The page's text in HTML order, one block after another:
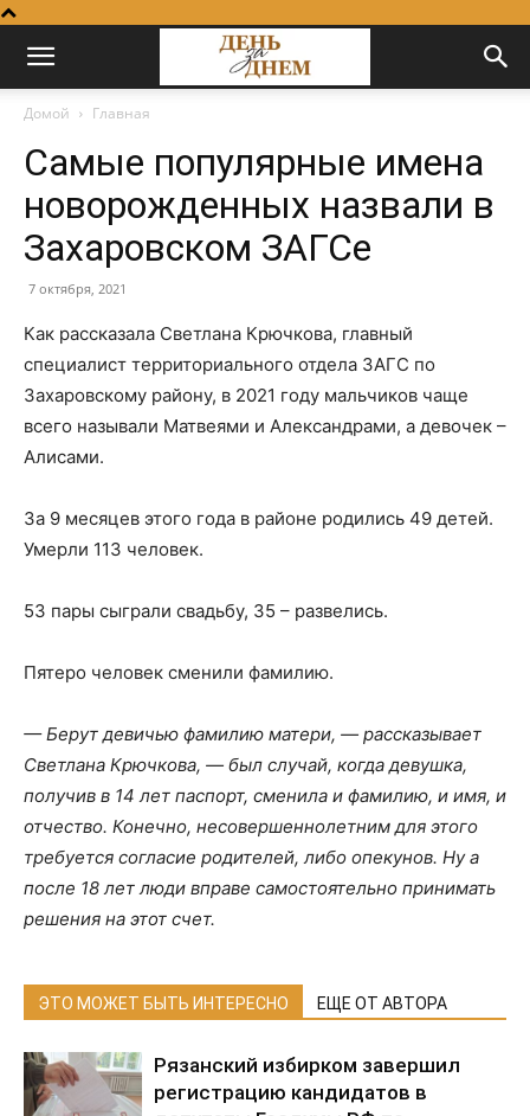
Домой Главная
Самые популярные имена
новорожденных назвали в
Захаровском ЗАГСе
7 октября, 2021
Как рассказала Светлана Крючкова, главный
специалист территориального отдела ЗАГС по
Захаровскому району, в 2021 году мальчиков чаще
всего называли Матвеями и Александрами, а девочек –
Алисами.
За 9 месяцев этого года в районе родились 49 детей.
Умерли 113 человек.
53 пары сыграли свадьбу, 35 – развелись.
Пятеро человек сменили фамилию.
— Берут девичью фамилию матери, — рассказывает
Светлана Крючкова, — был случай, когда девушка,
получив в 14 лет паспорт, сменила и фамилию, и имя, и
отчество. Конечно, несовершеннолетним для этого
требуется согласие родителей, либо опекунов. Ну а
после 18 лет люди вправе самостоятельно принимать
решения на этот счет.
ЭТО МОЖЕТ БЫТЬ ИНТЕРЕСНО ЕЩЕ ОТ АВТОРА
Рязанский избирком завершил
регистрацию кандидатов в